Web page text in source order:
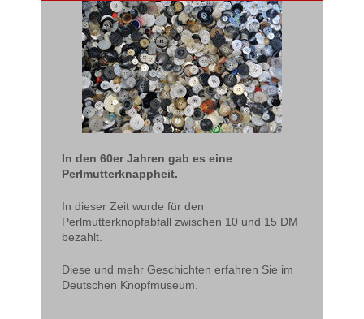
In den 60er Jahren gab es eine
Perlmutterknappheit.
In dieser Zeit wurde für den
Perlmutterknopfabfall zwischen 10 und 15 DM
bezahlt.
Diese und mehr Geschichten erfahren Sie im
Deutschen Knopfmuseum.